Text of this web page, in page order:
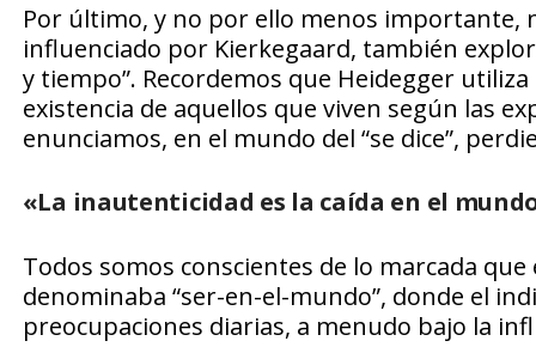
Por último, y no por ello menos importante,
influenciado por Kierkegaard, también
y tiempo”. Recordemos que Heidegger
existencia de aquellos que viven según las
enunciamos, en el mundo del “se dice”,
«La inautenticidad es la caída en el
Todos somos conscientes de lo marcada
denominaba “ser-en-el-mundo”, donde el
preocupaciones diarias, a menudo bajo la